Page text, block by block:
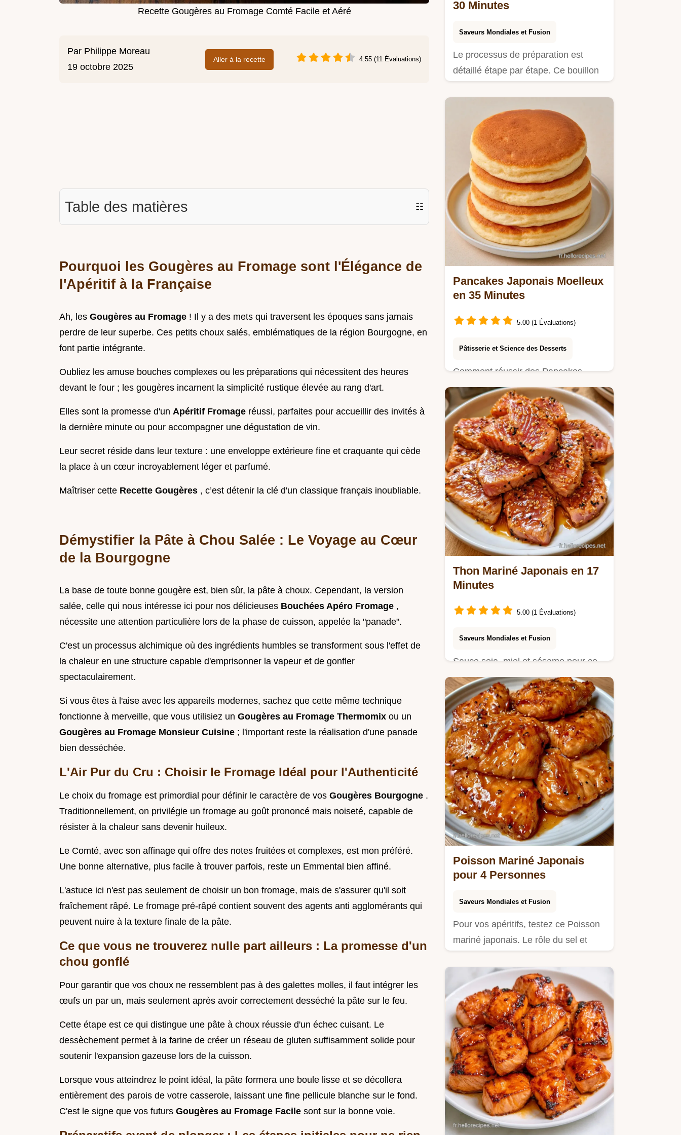
Recette Gougères au Fromage Comté Facile et Aéré
Par Philippe Moreau
19 octobre 2025
Aller à la recette 4.55 (11 Évaluations)
Table des matières ☷
Pourquoi les Gougères au Fromage sont l'Élégance de
l'Apéritif à la Française
Ah, les Gougères au Fromage ! Il y a des mets qui traversent les époques sans jamais
perdre de leur superbe. Ces petits choux salés, emblématiques de la région Bourgogne, en
font partie intégrante.
Oubliez les amuse bouches complexes ou les préparations qui nécessitent des heures
devant le four ; les gougères incarnent la simplicité rustique élevée au rang d'art.
Elles sont la promesse d'un Apéritif Fromage réussi, parfaites pour accueillir des invités à
la dernière minute ou pour accompagner une dégustation de vin.
Leur secret réside dans leur texture : une enveloppe extérieure fine et craquante qui cède
la place à un cœur incroyablement léger et parfumé.
Maîtriser cette Recette Gougères , c’est détenir la clé d'un classique français inoubliable.
Démystifier la Pâte à Chou Salée : Le Voyage au Cœur
de la Bourgogne
La base de toute bonne gougère est, bien sûr, la pâte à choux. Cependant, la version
salée, celle qui nous intéresse ici pour nos délicieuses Bouchées Apéro Fromage ,
nécessite une attention particulière lors de la phase de cuisson, appelée la "panade".
C'est un processus alchimique où des ingrédients humbles se transforment sous l'effet de
la chaleur en une structure capable d'emprisonner la vapeur et de gonfler
spectaculairement.
Si vous êtes à l'aise avec les appareils modernes, sachez que cette même technique
fonctionne à merveille, que vous utilisiez un Gougères au Fromage Thermomix ou un
Gougères au Fromage Monsieur Cuisine ; l'important reste la réalisation d'une panade
bien desséchée.
L'Air Pur du Cru : Choisir le Fromage Idéal pour l'Authenticité
Le choix du fromage est primordial pour définir le caractère de vos Gougères Bourgogne .
Traditionnellement, on privilégie un fromage au goût prononcé mais noiseté, capable de
résister à la chaleur sans devenir huileux.
Le Comté, avec son affinage qui offre des notes fruitées et complexes, est mon préféré.
Une bonne alternative, plus facile à trouver parfois, reste un Emmental bien affiné.
L'astuce ici n'est pas seulement de choisir un bon fromage, mais de s'assurer qu'il soit
fraîchement râpé. Le fromage pré-râpé contient souvent des agents anti agglomérants qui
peuvent nuire à la texture finale de la pâte.
Ce que vous ne trouverez nulle part ailleurs : La promesse d'un
chou gonflé
Pour garantir que vos choux ne ressemblent pas à des galettes molles, il faut intégrer les
œufs un par un, mais seulement après avoir correctement desséché la pâte sur le feu.
Cette étape est ce qui distingue une pâte à choux réussie d'un échec cuisant. Le
dessèchement permet à la farine de créer un réseau de gluten suffisamment solide pour
soutenir l'expansion gazeuse lors de la cuisson.
Lorsque vous atteindrez le point idéal, la pâte formera une boule lisse et se décollera
entièrement des parois de votre casserole, laissant une fine pellicule blanche sur le fond.
C'est le signe que vos futurs Gougères au Fromage Facile sont sur la bonne voie.
30 Minutes
Saveurs Mondiales et Fusion
Le processus de préparation est
détaillé étape par étape. Ce bouillon
Pancakes Japonais Moelleux
en 35 Minutes
5.00 (1 Évaluations)
Pâtisserie et Science des Desserts
Comment réussir des Pancakes
japonais moelleux ? Obtenez un
résultat aérien grâce à l'astuce du…
Thon Mariné Japonais en 17
Minutes
5.00 (1 Évaluations)
Saveurs Mondiales et Fusion
Sauce soja, miel et sésame pour ce
thon mariné japonais. On vous
explique le truc derrière le goût…
Poisson Mariné Japonais
pour 4 Personnes
Saveurs Mondiales et Fusion
Pour vos apéritifs, testez ce Poisson
mariné japonais. Le rôle du sel et